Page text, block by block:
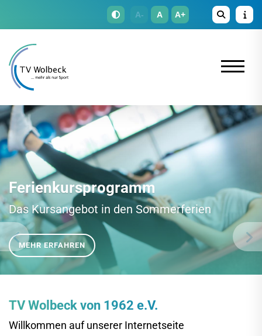
A- A A+
Ferienkursprogramm
Das Kursangebot in den Sommerferien
MEHR ERFAHREN
TV Wolbeck von 1962 e.V.
Willkommen auf unserer Internetseite